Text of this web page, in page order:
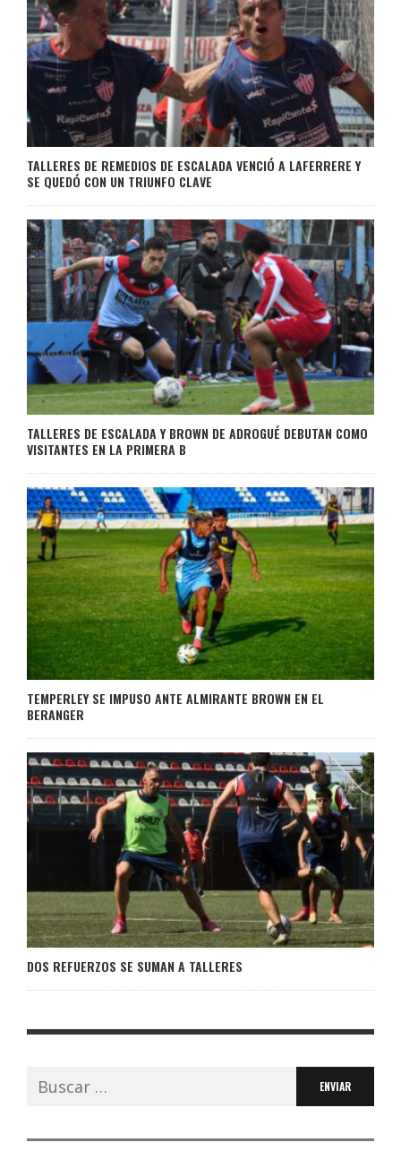
TALLERES DE REMEDIOS DE ESCALADA VENCIÓ A LAFERRERE Y
SE QUEDÓ CON UN TRIUNFO CLAVE
TALLERES DE ESCALADA Y BROWN DE ADROGUÉ DEBUTAN COMO
VISITANTES EN LA PRIMERA B
TEMPERLEY SE IMPUSO ANTE ALMIRANTE BROWN EN EL
BERANGER
DOS REFUERZOS SE SUMAN A TALLERES
Buscar: